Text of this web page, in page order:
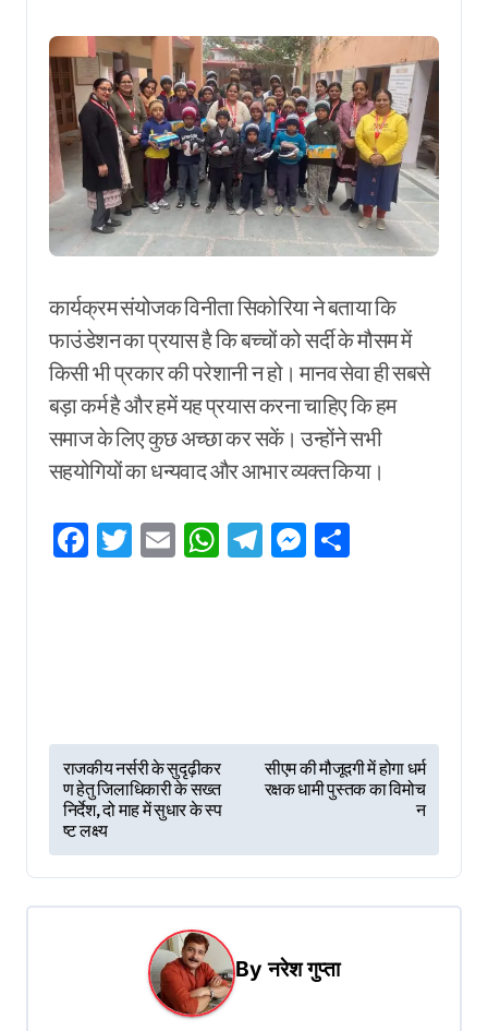
कार्यक्रम संयोजक विनीता सिकोरिया ने बताया कि
फाउंडेशन का प्रयास है कि बच्चों को सर्दी के मौसम में
किसी भी प्रकार की परेशानी न हो। मानव सेवा ही सबसे
बड़ा कर्म है और हमें यह प्रयास करना चाहिए कि हम
समाज के लिए कुछ अच्छा कर सकें। उन्होंने सभी
सहयोगियों का धन्यवाद और आभार व्यक्त किया।
Facebook
Twitter
EmailWhatsApp
Telegram
Messenger
P
o
s
t
n
राजकीय नर्सरी के सुदृढ़ीकर
ण हेतु जिलाधिकारी के सख्त
निर्देश, दो माह में सुधार के स्प
ष्ट लक्ष्य
सीएम की मौजूदगी में होगा धर्म
रक्षक धामी पुस्तक का विमोच
न
Byनरेश गुप्ता